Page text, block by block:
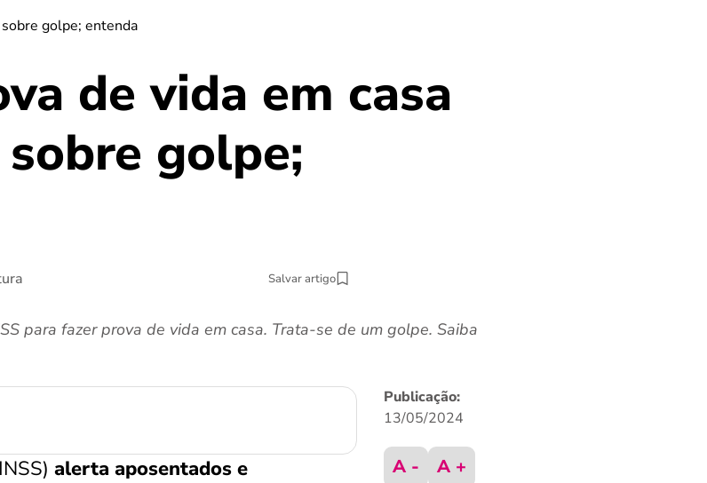
golpe; entenda
de vida em casa
golpe;
Salvar artigo
para fazer prova de vida em casa. Trata-se de um golpe. Saiba
alerta aposentados e
Publicação:
13/05/2024
A - A +